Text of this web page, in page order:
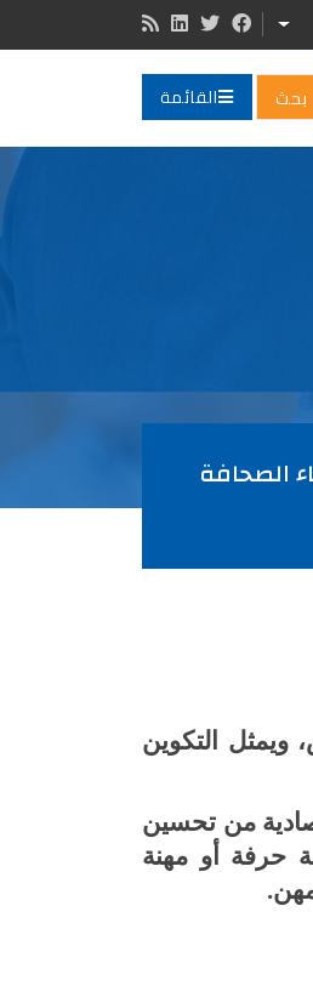
LIST ADDITIONAL ACTIONS
القائمة
الصحافة
ويمثل التكوين
من تحسين
حرفة أو مهنة
.